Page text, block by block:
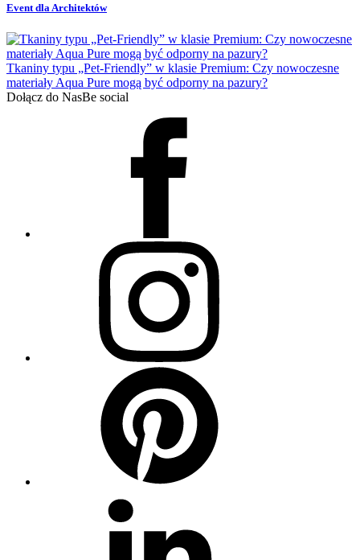
Event dla Architektów
Tkaniny typu „Pet-Friendly” w klasie Premium: Czy nowoczesne
materiały Aqua Pure mogą być odporny na pazury?
Dołącz do NasBe social